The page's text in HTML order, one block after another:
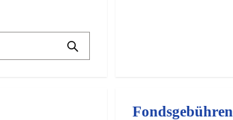
Fondsgebühren